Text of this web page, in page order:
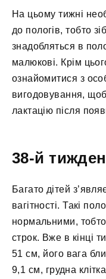
На цьому тижні
до пологів, тобто
знадобляться в
малюкові. Крім
ознайомитися з
вигодовування,
лактацію після
38-й
Багато дітей
вагітності. Такі
нормальними,
строк. Вже в кінці
51 см, його вага
9,1 см, грудна